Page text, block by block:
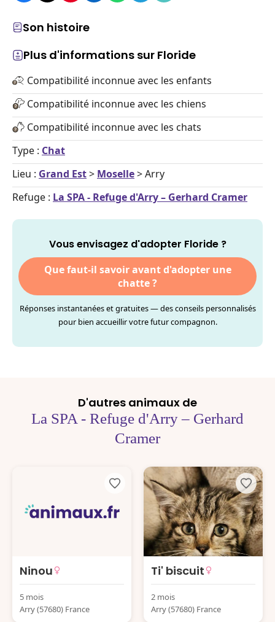
Son histoire
Plus d'informations sur Floride
Compatibilité inconnue avec les enfants
Compatibilité inconnue avec les chiens
Compatibilité inconnue avec les chats
Type : Chat
Lieu : Grand Est> Moselle> Arry
Refuge : La SPA - Refuge d'Arry – Gerhard Cramer
Vous envisagez d'adopter Floride ?
Que faut-il savoir avant d'adopter une
chatte ?
Réponses instantanées et gratuites — des conseils personnalisés
pour bien accueillir votre futur compagnon.
D'autres animaux de
La SPA - Refuge d'Arry – Gerhard
Cramer
Ninou
5 mois
Arry (57680) France
Ti' biscuit
2 mois
Arry (57680) France